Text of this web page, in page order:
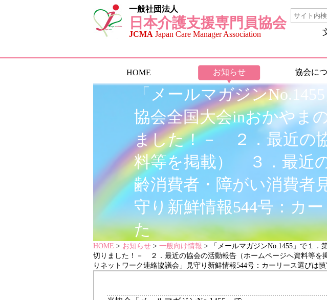
一般社団法人
日本介護支援専門員協会
JCMA Japan Care Manager Association
HOME お知らせ 協会に
「メールマガジン
協会全国大会inおかやま
ました！－ ２．最近の
料等を掲載） ３．最近
齢消費者・障がい消費者
守り新鮮情報544号：カ
た
HOME > お知らせ > 一般向け情報 > 「メールマガジンNo.1455」で１．
切りました！－ ２．最近の協会の活動報告（ホームページへ資料等
りネットワーク連絡協議会」見守り新鮮情報544号：カーリース選びは